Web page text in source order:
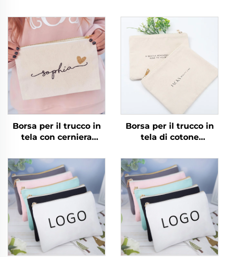
Borsa per il trucco in
tela con cerniera
all'ingrosso, borse in
cotone, borsa per
cosmetici con texture
dorata e cerniera con
logo personalizzato
Borsa per il trucco in
tela di cotone
all'ingrosso, con tasca
accessorio doppia
faccia, borsa per
cosmetici con motivo
personalizzato